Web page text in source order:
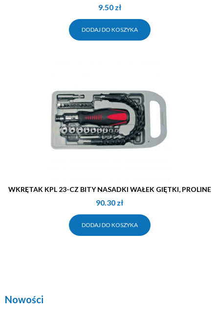
9.50 zł
DODAJ DO KOSZYKA
WKRĘTAK KPL 23-CZ BITY NASADKI WAŁEK GIĘTKI, PROLINE
90.30 zł
DODAJ DO KOSZYKA
Nowości